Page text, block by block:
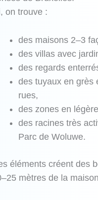
on trouve :
des maisons 2–3
des villas avec
des regards
des tuyaux en grès
rues,
des zones en
des racines très
Parc de Woluwe.
éléments créent des
mètres de la